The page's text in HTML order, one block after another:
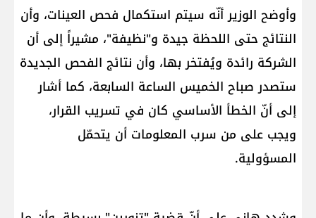
وأوضح الوزير أنّه سيتم استكمال فحص العينات، وأن
النتائج حتى اللحظة جيدة و"نظيفة"، مشيراً إلى أن
الشركة رائدة ويُفتخر بها، وأن نتائج الفحص الجديدة
ستصدر صباح الخميس الساعة السابعة، كما أشار
إلى أنّ الخطأ الأساسي كان في تسريب القرار،
ويجب على من سرب المعلومات أن يتحمّل
المسؤولية.